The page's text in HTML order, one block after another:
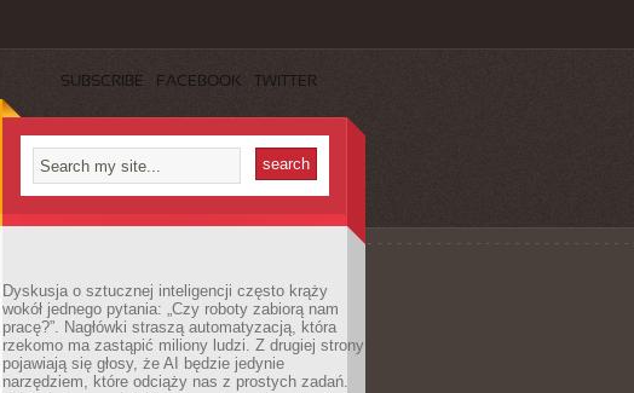
SUBSCRIBE FACEBOOK TWITTER
Dyskusja o sztucznej inteligencji często krąży
wokół jednego pytania: „Czy roboty zabiorą nam
pracę?”. Nagłówki straszą automatyzacją, która
rzekomo ma zastąpić miliony ludzi. Z drugiej strony
pojawiają się głosy, że AI będzie jedynie
narzędziem, które odciąży nas z prostych zadań.